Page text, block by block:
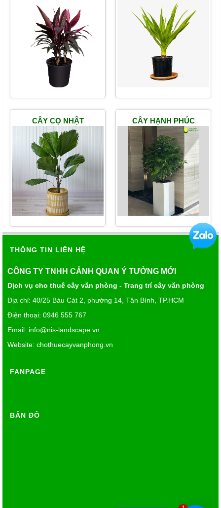
CÂY CỌ NHẬT CÂY HẠNH PHÚC
THÔNG TIN LIÊN HỆ
CÔNG TY TNHH CẢNH QUAN Ý TƯỞNG MỚI
Dịch vụ cho thuê cây văn phòng - Trang trí cây văn phòng
Địa chỉ: 40/25 Bàu Cát 2, phường 14, Tân Bình, TP.HCM
Điện thoại: 0946 555 767
Email: info@nis-landscape.vn
Website: chothuecayvanphong.vn
FANPAGE
BẢN ĐỒ